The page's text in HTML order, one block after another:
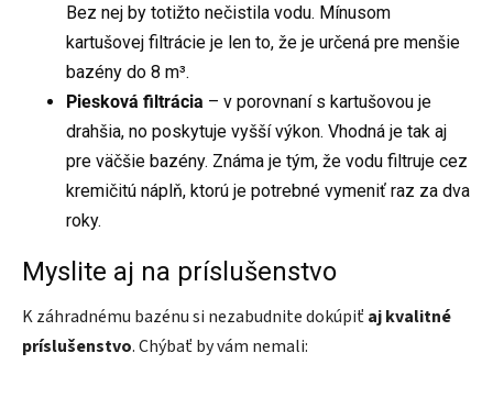
Bez nej by totižto nečistila vodu. Mínusom
kartušovej filtrácie je len to, že je určená pre menšie
bazény do 8 m³.
Piesková filtrácia – v porovnaní s kartušovou je
drahšia, no poskytuje vyšší výkon. Vhodná je tak aj
pre väčšie bazény. Známa je tým, že vodu filtruje cez
kremičitú náplň, ktorú je potrebné vymeniť raz za dva
roky.
Myslite aj na príslušenstvo
K záhradnému bazénu si nezabudnite dokúpiťaj kvalitné
príslušenstvo. Chýbať by vám nemali: